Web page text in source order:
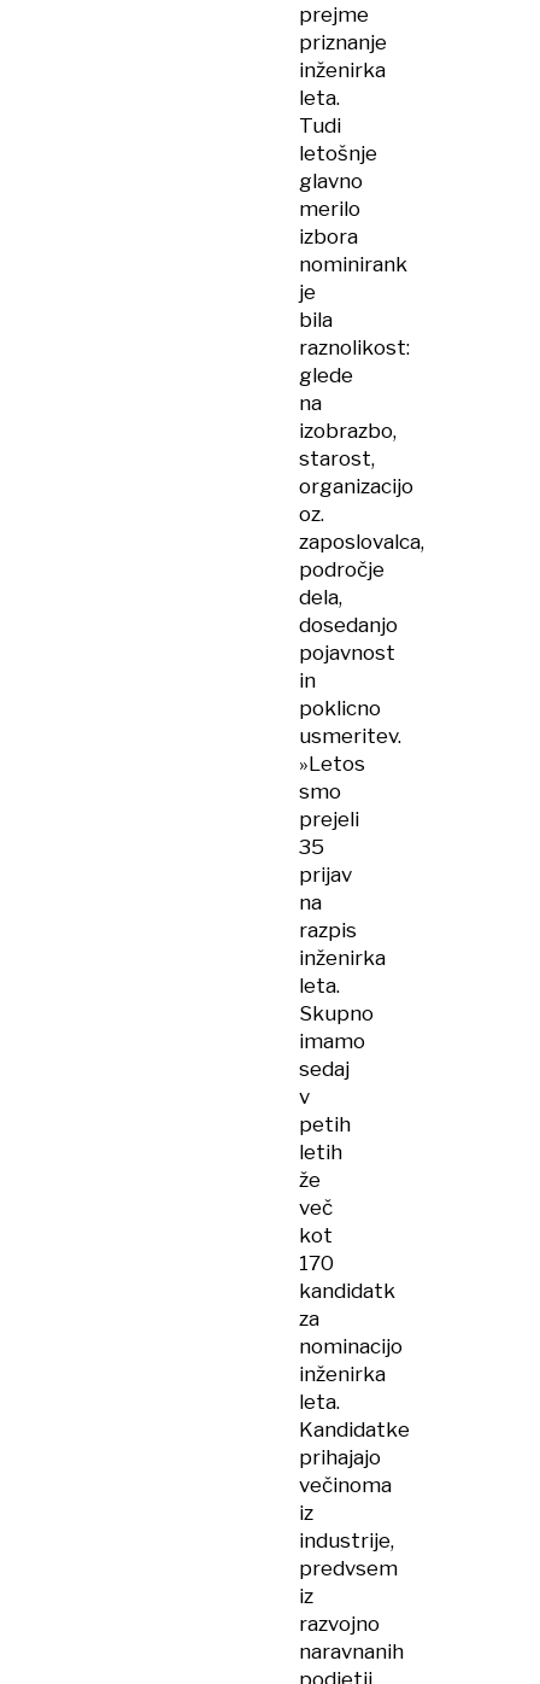
prejme
priznanje
inženirka
leta.
Tudi
letošnje
glavno
merilo
izbora
nominirank
je
bila
raznolikost:
glede
na
izobrazbo,
starost,
organizacijo
oz.
zaposlovalca,
področje
dela,
dosedanjo
pojavnost
in
poklicno
usmeritev.
»Letos
smo
prejeli
35
prijav
na
razpis
inženirka
leta.
Skupno
imamo
sedaj
v
petih
letih
že
več
kot
170
kandidatk
za
nominacijo
inženirka
leta.
Kandidatke
prihajajo
večinoma
iz
industrije,
predvsem
iz
razvojno
naravnanih
podjetij,